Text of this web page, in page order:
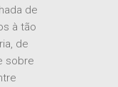
de
à tão
de